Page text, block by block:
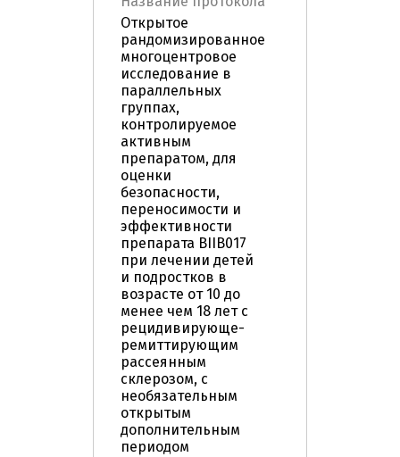
Открытое
рандомизированное
многоцентровое
исследование в
параллельных
группах,
контролируемое
активным
препаратом, для
оценки
безопасности,
переносимости и
эффективности
препарата BIIB017
при лечении детей
и подростков в
возрасте от 10 до
менее чем 18 лет с
рецидивирующе-
ремиттирующим
рассеянным
склерозом, с
необязательным
открытым
дополнительным
периодом